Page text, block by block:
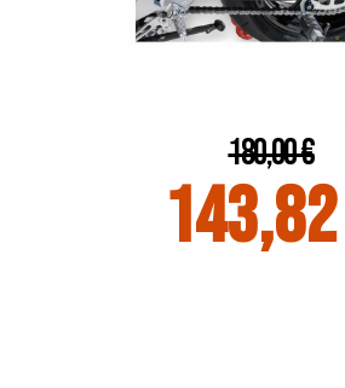
180,00 €